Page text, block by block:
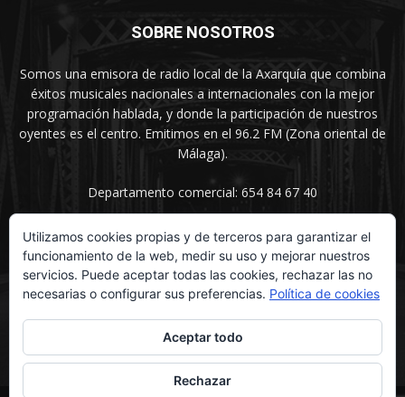
SOBRE NOSOTROS
Somos una emisora de radio local de la Axarquía que combina
éxitos musicales nacionales a internacionales con la mejor
programación hablada, y donde la participación de nuestros
oyentes es el centro. Emitimos en el 96.2 FM (Zona oriental de
Málaga).
Departamento comercial: 654 84 67 40
SÍGUENOS
Utilizamos cookies propias y de terceros para garantizar el
funcionamiento de la web, medir su uso y mejorar nuestros
servicios. Puede aceptar todas las cookies, rechazar las no
necesarias o configurar sus preferencias. Política de cookies
Aceptar todo
Rechazar